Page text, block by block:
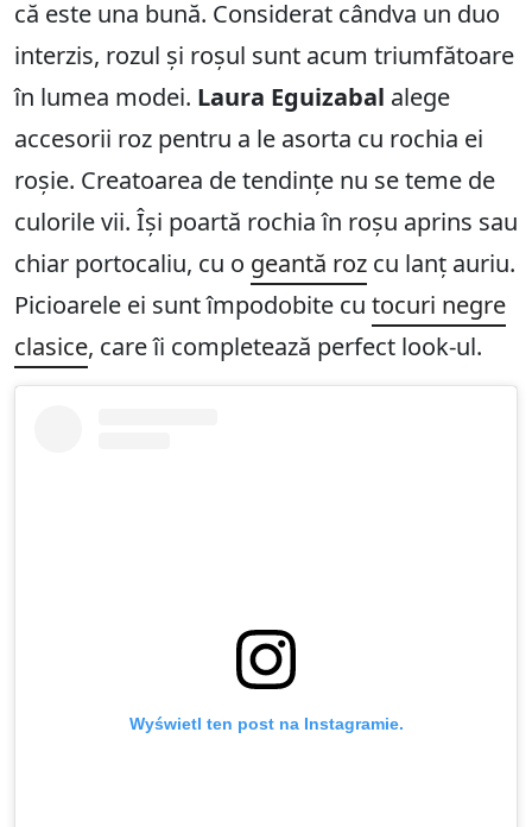
că este una bună. Considerat cândva un duo
interzis, rozul și roșul sunt acum triumfătoare
în lumea modei. Laura Eguizabal alege
accesorii roz pentru a le asorta cu rochia ei
roșie. Creatoarea de tendințe nu se teme de
culorile vii. Își poartă rochia în roșu aprins sau
chiar portocaliu, cu o geantă roz cu lanț auriu.
Picioarele ei sunt împodobite cu tocuri negre
clasice, care îi completează perfect look-ul.
Wyświetl ten post na Instagramie.